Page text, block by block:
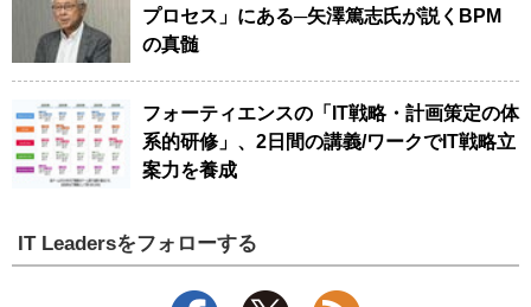
プロセス」にある─矢澤篤志氏が説くBPM
の真髄
フォーティエンスの「IT戦略・計画策定の体
系的研修」、2日間の講義/ワークでIT戦略立
案力を養成
IT Leadersをフォローする